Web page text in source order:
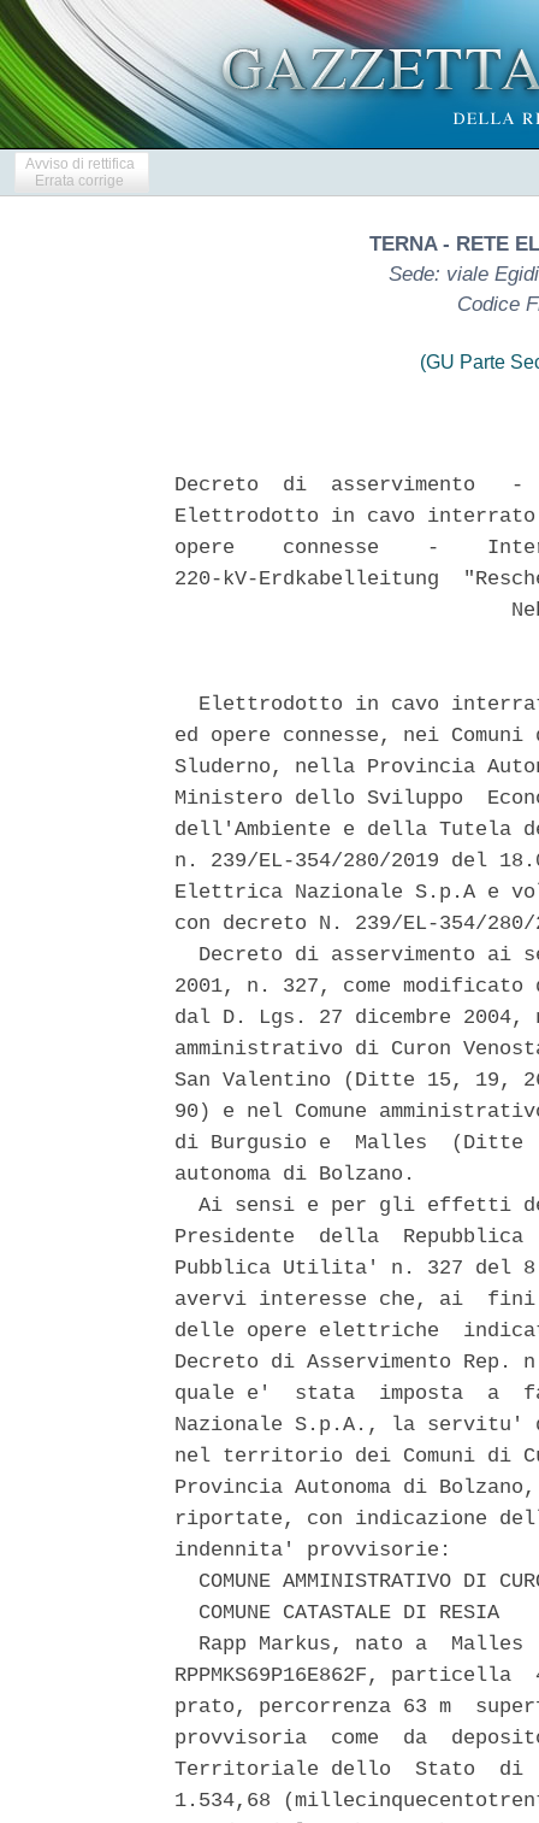
Avviso di rettifica
Errata corrige
TERNA - RETE
Sede: viale
Codice
(GU Parte